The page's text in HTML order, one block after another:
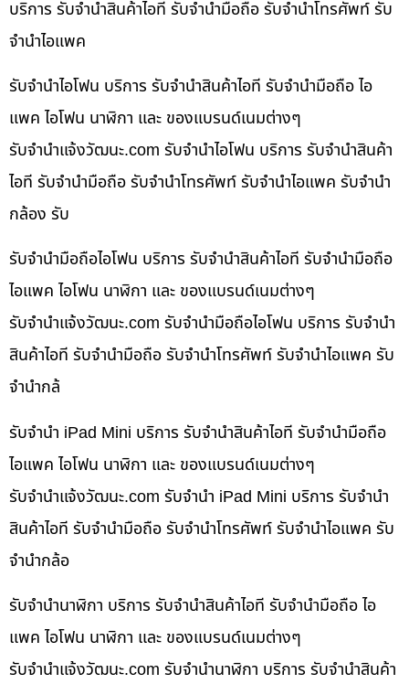
บริการ รับจำนำสินค้าไอที รับจำนำมือถือ รับจำนำโทรศัพท์ รับ
จำนำไอแพค
รับจำนำไอโฟน บริการ รับจำนำสินค้าไอที รับจำนำมือถือ ไอ
แพค ไอโฟน นาฬิกา และ ของแบรนด์เนมต่างๆ
รับจํานําแจ้งวัฒนะ.com รับจำนำไอโฟน บริการ รับจำนำสินค้า
ไอที รับจำนำมือถือ รับจำนำโทรศัพท์ รับจำนำไอแพค รับจำนำ
กล้อง รับ
รับจำนำมือถือไอโฟน บริการ รับจำนำสินค้าไอที รับจำนำมือถือ
ไอแพค ไอโฟน นาฬิกา และ ของแบรนด์เนมต่างๆ
รับจํานําแจ้งวัฒนะ.com รับจำนำมือถือไอโฟน บริการ รับจำนำ
สินค้าไอที รับจำนำมือถือ รับจำนำโทรศัพท์ รับจำนำไอแพค รับ
จำนำกล้
รับจำนำ iPad Mini บริการ รับจำนำสินค้าไอที รับจำนำมือถือ
ไอแพค ไอโฟน นาฬิกา และ ของแบรนด์เนมต่างๆ
รับจํานําแจ้งวัฒนะ.com รับจำนำ iPad Mini บริการ รับจำนำ
สินค้าไอที รับจำนำมือถือ รับจำนำโทรศัพท์ รับจำนำไอแพค รับ
จำนำกล้อ
รับจำนำนาฬิกา บริการ รับจำนำสินค้าไอที รับจำนำมือถือ ไอ
แพค ไอโฟน นาฬิกา และ ของแบรนด์เนมต่างๆ
รับจํานําแจ้งวัฒนะ.com รับจำนำนาฬิกา บริการ รับจำนำสินค้า